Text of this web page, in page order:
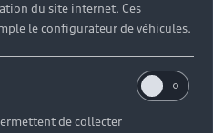
du site internet. Ces
le configurateur de véhicules.
de collecter